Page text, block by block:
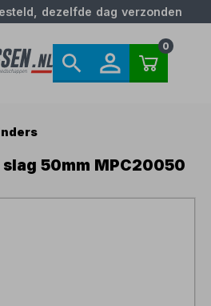
dezelfde dag verzonden
0
50mm MPC20050